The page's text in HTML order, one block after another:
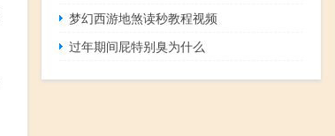
梦幻西游地煞读秒教程视频
过年期间屁特别臭为什么